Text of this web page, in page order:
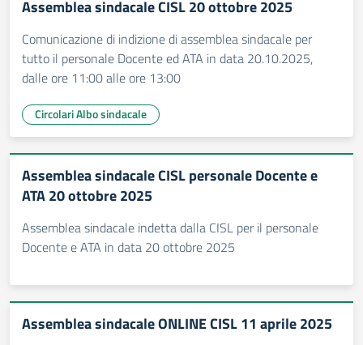
Assemblea sindacale CISL 20 ottobre 2025
Comunicazione di indizione di assemblea sindacale per
tutto il personale Docente ed ATA in data 20.10.2025,
dalle ore 11:00 alle ore 13:00
Circolari Albo sindacale
Assemblea sindacale CISL personale Docente e
ATA 20 ottobre 2025
Assemblea sindacale indetta dalla CISL per il personale
Docente e ATA in data 20 ottobre 2025
Assemblea sindacale ONLINE CISL 11 aprile 2025